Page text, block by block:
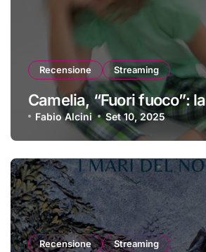
Recensione Streaming
Camelia, “Fuori fuoco”:
Fabio Alcini Set 10, 2025
Recensione Streaming